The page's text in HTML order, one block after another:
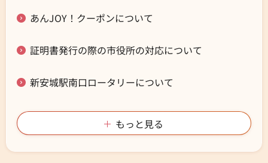
あんJOY！クーポンについて
証明書発行の際の市役所の対応について
新安城駅南口ロータリーについて
もっと見る